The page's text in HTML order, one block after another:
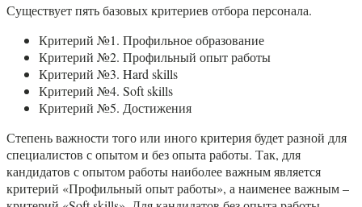
Существует пять базовых критериев отбора персонала.
Критерий №1. Профильное образование
Критерий №2. Профильный опыт работы
Критерий №3. Hard skills
Критерий №4. Soft skills
Критерий №5. Достижения
Степень важности того или иного критерия будет разной для
специалистов с опытом и без опыта работы. Так, для
кандидатов с опытом работы наиболее важным является
критерий «Профильный опыт работы», а наименее важным –